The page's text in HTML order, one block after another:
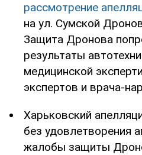
рассмотрение
на ул. Сумской
Защита Дронова
результаты
медицинской
экспертов и врача-
Харьковский
без удовлетворения
жалобы защиты